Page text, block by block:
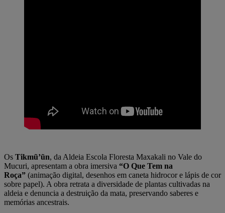
Os Tikmũ’ũn, da Aldeia Escola Floresta Maxakali no Vale do
Mucuri, apresentam a obra imersiva “O Que Tem na
Roça” (animação digital, desenhos em caneta hidrocor e lápis de cor
sobre papel). A obra retrata a diversidade de plantas cultivadas na
aldeia e denuncia a destruição da mata, preservando saberes e
memórias ancestrais.